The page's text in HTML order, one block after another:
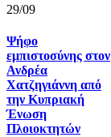
29/09
Ψήφο
εμπιστοσύνης στον
Ανδρέα
Χατζηγιάννη από
την Κυπριακή
Ένωση
Πλοιοκτητών